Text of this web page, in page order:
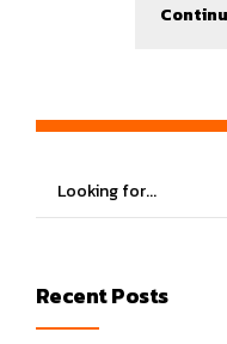
Recent Posts